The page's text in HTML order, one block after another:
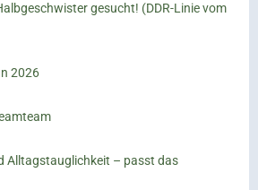
gesucht! (DDR-Linie vom
2026
Alltagstauglichkeit – passt das